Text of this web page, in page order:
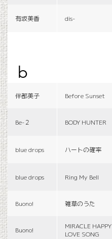
有坂美香 dis-
b
伴都美子 Before Sunset
Be-２ BODY HUNTER
blue drops ハートの確率
blue drops Ring My Bell
Buono! 雑草のうた
Buono!
MIRACLE HAPPY
LOVE SONG